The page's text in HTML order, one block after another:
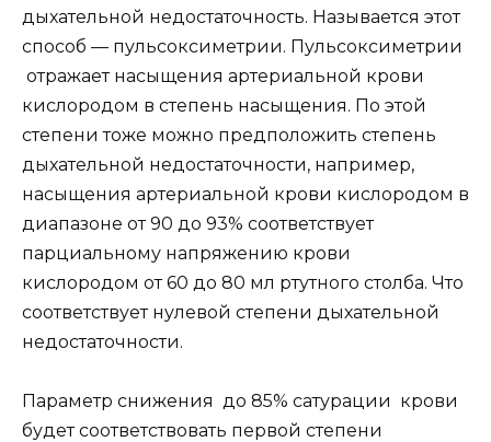
дыхательной недостаточность. Называется этот
способ — пульсоксиметрии. Пульсоксиметрии
отражает насыщения артериальной крови
кислородом в степень насыщения. По этой
степени тоже можно предположить степень
дыхательной недостаточности, например,
насыщения артериальной крови кислородом в
диапазоне от 90 до 93% соответствует
парциальному напряжению крови
кислородом от 60 до 80 мл ртутного столба. Что
соответствует нулевой степени дыхательной
недостаточности.
Параметр снижения до 85% сатурации крови
будет соответствовать первой степени